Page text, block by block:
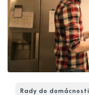
Rady do domácnosti